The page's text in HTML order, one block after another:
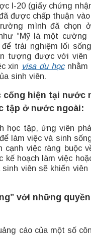
I-20 (giấy chứng
được chấp thuận
mình đã chọn
“Mỹ là một cường
trải nghiệm lối
tượng được với viên
xin visa du họcnhằm
sinh viên.
cống hiện tại nước
tập ở nước ngoài:
học tập, ứng viên
làm việc và sinh
cạnh việc ràng buộc
hoạch làm việc
viên sẽ khiến viên
với những
cáo của một số